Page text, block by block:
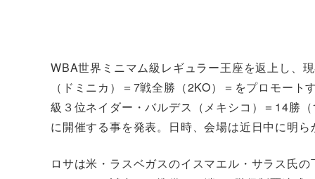
WBA世界ミニマム級レギュラー王座を返上し、
（ドミニカ）＝7戦全勝（2KO）＝をプロモー
級３位ネイダー・バルデス（メキシコ）＝14勝
に開催する事を発表。日時、会場は近日中に明ら
ロサは米・ラスベガスのイスマエル・サラス氏